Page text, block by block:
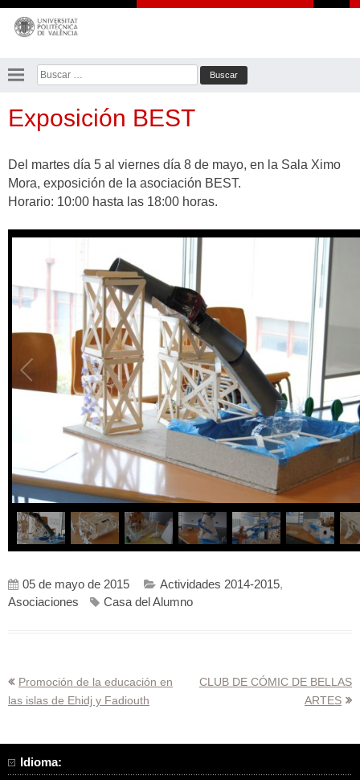
Saltar
contenido
Buscar:
Exposición BEST
Del martes día 5 al viernes día 8 de mayo, en la Sala Ximo
Mora, exposición de la asociación BEST.
Horario: 10:00 hasta las 18:00 horas.
05 de mayo de 2015 Actividades 2014-2015,
Asociaciones
Casa del Alumno
Navegación
de
Promoción de la educación en
las islas de Ehidj y Fadiouth
CLUB DE CÓMIC DE BELLAS
ARTES
Idioma: